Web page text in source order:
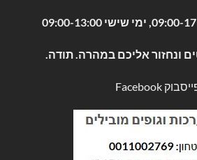
ונחזור אליכם במהרה. תודה.
Facebook